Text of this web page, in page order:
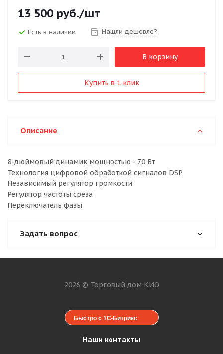
13 500 руб./шт
Есть в наличии Нашли дешевле?
В корзину
Купить в 1 клик
Описание
8-дюймовый динамик мощностью - 70 Вт
Технология цифровой обработкой сигналов DSP
Независимый регулятор громкости
Регулятор частоты среза
Переключатель фазы
Задать вопрос
2026 © Торговый дом КИО
Быстро с 1С-Битрикс
Наши контакты